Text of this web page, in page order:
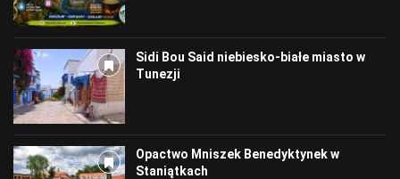
Sidi Bou Said niebiesko-białe miasto w
Tunezji
Opactwo Mniszek Benedyktynek w
Staniątkach